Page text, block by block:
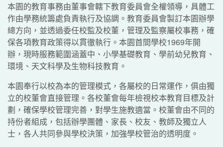
本園的教育事務由董事會轄下教育委員會全權領導，具體工
作由學務統籌處負責執行及協調。教育委員會製訂本園辦學
總方向，並透過委任校監及校董，管理及監察屬校事務，確
保各項教育政策得以貫徹執行。本園首間學校1969年開
辦，現時服務範圍涵蓋中、小學基礎教育、學前幼兒教育、
環境、天文科學及生物科技教育。
本園奉行以校為本的管理模式，各屬校的日常運作，俱由獨
立的校董會直接管理。各校董會每年檢視校本教育目標及計
劃，確保學校管理完善，對學生施教適當。校董會由不同的
持份者組成，包括辦學團體、家長、校友、教師及獨立人
士，各人共同參與學校決策，加強學校管治的透明度。